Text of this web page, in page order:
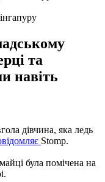
та
навіть
дівчина, яка ледь
Stomp.
була помічена на